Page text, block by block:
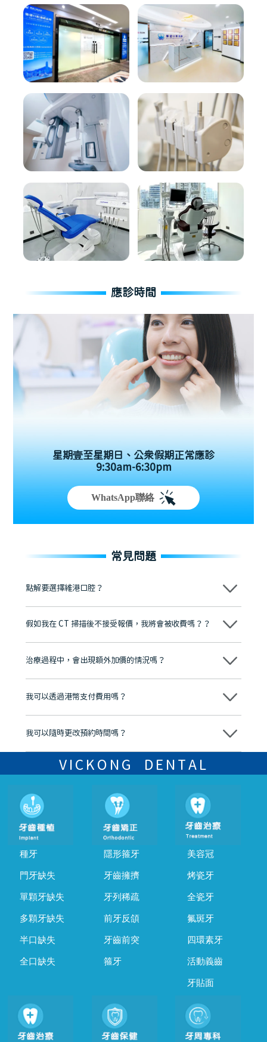
應診時間
星期壹至星期日、公眾假期正常應診
9:30am-6:30pm
WhatsApp聯絡
常見問題
點解要選擇維港口腔？
維港口腔踐行「醫道濟世」的大學校訓，各分院匯聚來自香港、內地的
牌」、「2025香港企業領袖品牌」，是諾貝爾種植系統全球放心植牙中
至今已服務超過三十個國家和地區的顧客，受到粵港澳大灣區及周邊城
市市民極高的口碑評價及信任推薦 珠海、深圳設有八大分院，香港亦設
有咨詢及服務保障中心，有任何問題都可以隨時預約免費咨詢，讓人十
假如我在 CT 掃描後不接受報價，我將會被收費嗎？？
不會！只要未開始實際服務之前，你不會被收取任何費用。
治療過程中，會出現額外加價的情況嗎？
不會，治療前我們會詳細說明治療方案及對應的價錢，顧客同意並簽字
我可以透過港幣支付費用嗎？
可以。維港口腔會按照當日匯率轉算收取費用，而匯率會及時告知客人
我可以隨時更改預約時間嗎？
可以，請盡早通過wechat或whatsapp聯絡我們，告知我們你原本預約
的時間及資料，並且重新預約的日期及時段
VICKONG DENTAL
種牙
門牙缺失
單顆牙缺失
多顆牙缺失
半口缺失
全口缺失
隱形箍牙
牙齒擁擠
牙列稀疏
前牙反頜
牙齒前突
箍牙
美容冠
烤瓷牙
全瓷牙
氟斑牙
四環素牙
活動義齒
牙貼面